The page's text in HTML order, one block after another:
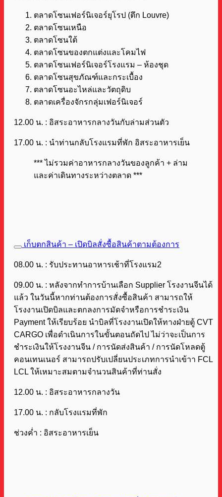
ตลาดโซนเฟอร์นิเจอร์ยุโรป (ตึก Louvre)
ตลาดโซนเหนือ
ตลาดโซนใต้
ตลาดโซนของตกแต่งและโคมไฟ
ตลาดโซนเฟอร์นิเจอร์โรงแรม – ห้องชุด
ตลาดโซนสุขภัณฑ์และกระเบื้อง
ตลาดโซนอะไหล่และวัตถุดิบ
ตลาดเครื่องจักรกลุ่มเฟอร์นิเจอร์
12.00 น. : อิสระอาหารกลางวันกับล่ามส่วนตัว
17.00 น. : นำท่านกลับโรงแรมที่พัก อิสระอาหารเย็น
*** ไม่รวมค่าอาหารกลางวันของลูกค้า + ล่าม
และค่าเดินทางระหว่างตลาด ***
เก็บตกสินค้า – เปิดบิลสั่งซื้อสินค้าตามต้องการ
08.00 น. : รับประทานอาหารเช้าที่โรงแรม2
09.00 น. : หลังจากทำการบ้านเลือก Supplier โรงงานจีนได้
แล้ว ในวันนี้หากท่านต้องการสั่งซื้อสินค้า สามารถให้
โรงงานเปิดบิลและตกลงการมัดจำหรือการชำระเงิน
Payment ให้เรียบร้อย นำบิลที่โรงงานเปิดให้ทางฝ่ายตู้ CVT
CARGO เพื่อดำเนินการในขั้นตอนถัดไป ไม่ว่าจะเป็นการ
ชำระเงินให้โรงงานจีน / การนัดส่งสินค้า / การนัดโหลดตู้
คอนเทนเนอร์ สามารถปรับเปลี่ยนประเภทการนำเข้าา FCL
LCL ให้เหมาะสมตามจำนวนสินค้าที่ท่านสั่ง
12.00 น. : อิสระอาหารกลางวัน
17.00 น. : กลับโรงแรมที่พัก
ช่วงค่ำ : อิสระอาหารเย็น